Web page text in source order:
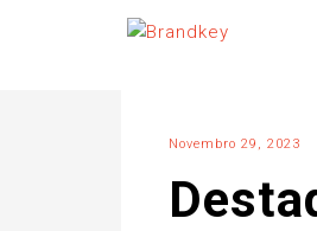
Novembro 29, 2023